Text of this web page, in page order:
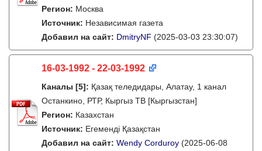
Регион: Москва
Источник: Независимая газета
Добавил на сайт: DmitryNF (2025-03-03 23:30:07)
16-03-1992 - 22-03-1992
Каналы [5]: Қазақ теледидары, Алатау, 1 канал
Останкино, РТР, Кыргыз ТВ [Кыргызстан]
Регион: Казахстан
Источник: Егеменді Қазақстан
Добавил на сайт: Wendy Corduroy (2025-06-08